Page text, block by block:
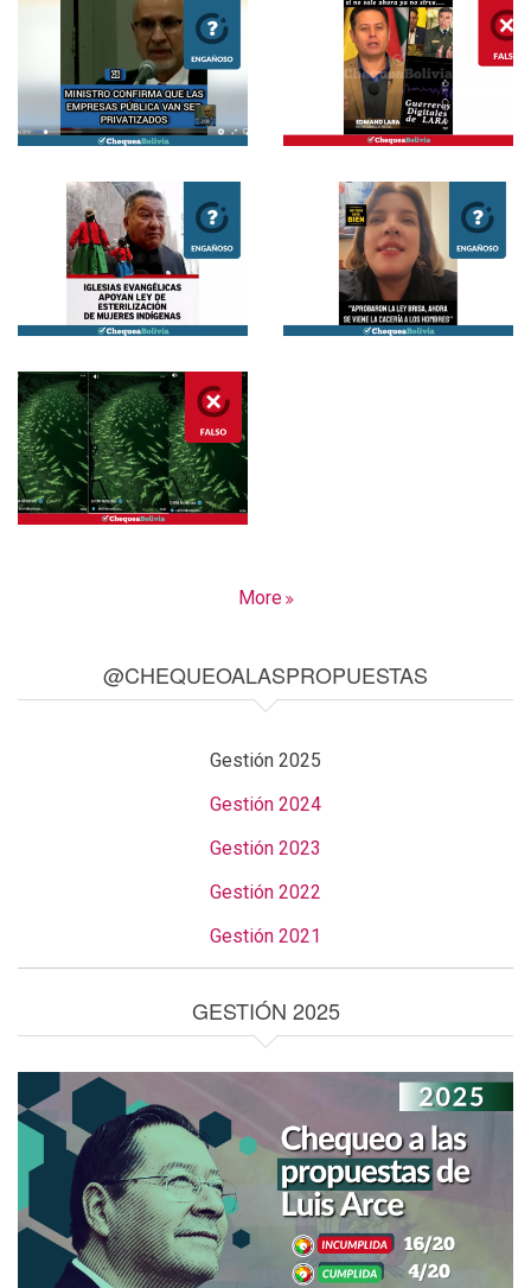
More
@CHEQUEOALASPROPUESTAS
Gestión 2025
Gestión 2024
Gestión 2023
Gestión 2022
Gestión 2021
GESTIÓN 2025